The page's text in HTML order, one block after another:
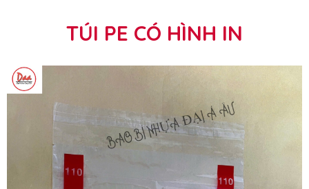
TÚI PE CÓ HÌNH IN